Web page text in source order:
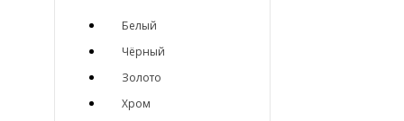
Белый
Чёрный
Золото
Хром